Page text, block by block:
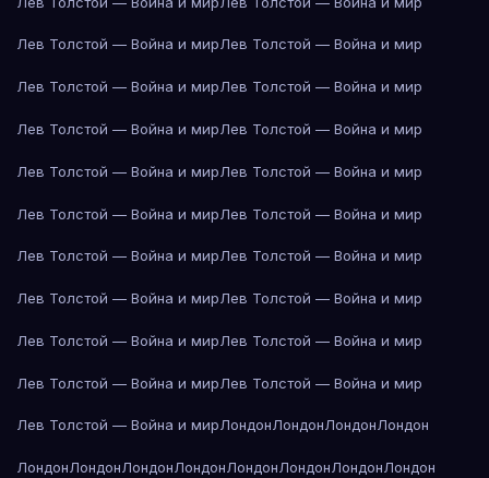
Лев Толстой — Война и мирЛев Толстой — Война и мир
Лев Толстой — Война и мирЛев Толстой — Война и мир
Лев Толстой — Война и мирЛев Толстой — Война и мир
Лев Толстой — Война и мирЛев Толстой — Война и мир
Лев Толстой — Война и мирЛев Толстой — Война и мир
Лев Толстой — Война и мирЛев Толстой — Война и мир
Лев Толстой — Война и мирЛев Толстой — Война и мир
Лев Толстой — Война и мирЛев Толстой — Война и мир
Лев Толстой — Война и мирЛев Толстой — Война и мир
Лев Толстой — Война и мирЛондонЛондонЛондонЛондон
ЛондонЛондонЛондонЛондонЛондонЛондонЛондонЛондон